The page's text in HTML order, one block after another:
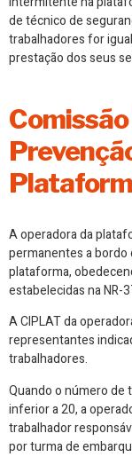
de técnico de
trabalhadores for
prestação dos seus
A operadora da
permanentes a bordo
plataforma,
estabelecidas na NR-
A CIPLAT da
representantes
trabalhadores.
Quando o número de
inferior a 20, a
trabalhador
por turma de